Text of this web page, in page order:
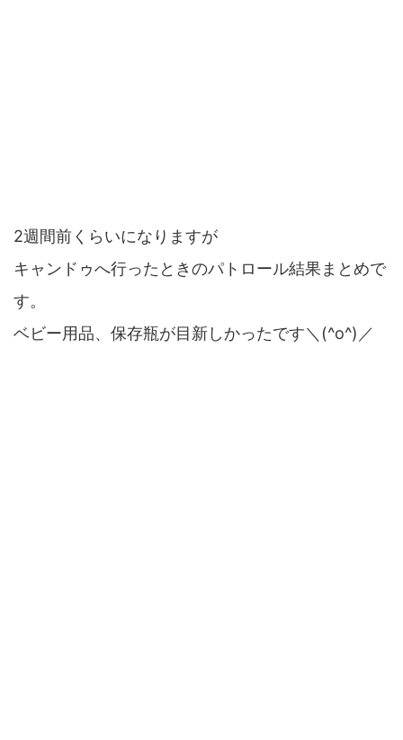
2週間前くらいになりますが
キャンドゥへ行ったときのパトロール結果まとめで
す。
ベビー用品、保存瓶が目新しかったです＼(^o^)／